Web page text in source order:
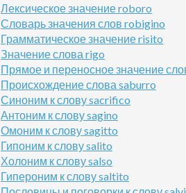
Лексическое значение roboro
Словарь значения слов robigino
Грамматическое значение risito
Значение слова rigo
Прямое и переносное значение
Происхождение слова saburro
Синоним к слову sacrifico
Антоним к слову sagino
Омоним к слову sagitto
Гипоним к слову salito
Холоним к слову salso
Гипероним к слову saltito